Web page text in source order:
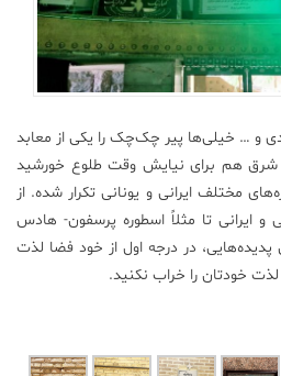
و … خیلی‌ها پیر چک‌چک را یکی از معابد
شرق هم برای نیایش وقت طلوع خورشید
مختلف ایرانی و یونانی تکرار شده. از
و ایرانی تا مثلاً اسطوره پرسفون- هادس
پدیده‌هایی، در درجه اول از خود فضا لذت
خودتان را خراب نکنید.